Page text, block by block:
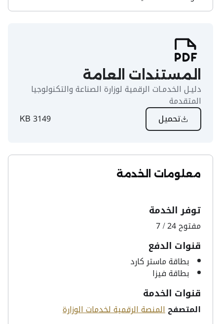
المستندات العامة
دليـل الخدمـات الرقمية لوزارة الصناعة والتكنولوجيا
المتقدمة
تحميل
3149 KB
معلومات الخدمة
توفر الخدمة
مفتوح 24 / 7
قنوات الدفع
بطاقة ماستر كارد
بطاقة فيزا
قنوات الخدمة
المتصفحالمنصة الرقمية لخدمات الوزارة